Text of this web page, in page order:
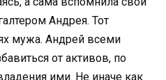
Андрея. Тот
мужа. Андрей всеми
от активов, по
ими. Не иначе как